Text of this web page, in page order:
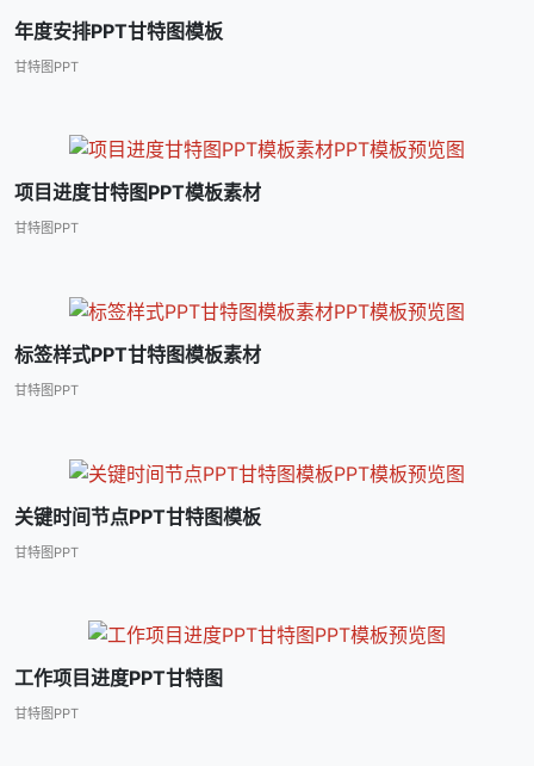
年度安排PPT甘特图模板
甘特图PPT
项目进度甘特图PPT模板素材
甘特图PPT
标签样式PPT甘特图模板素材
甘特图PPT
关键时间节点PPT甘特图模板
甘特图PPT
工作项目进度PPT甘特图
甘特图PPT